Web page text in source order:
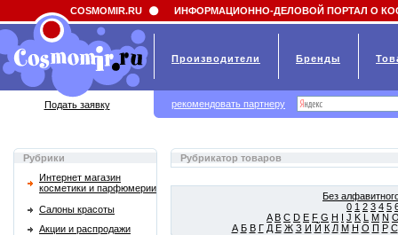
Field 'news_title' doesn't have a default value
Рубрики
Интернет магазин
косметики и парфюмерии
Салоны красоты
Акции и распродажи
Рубрикатор товаров
Без
0 1 2 3 4 5
A B C D E F G H I J K L M N
А Б В Г Д Е Ж З И Й К Л М Н О П Р С
COSMOMIR.RU ИНФОРМАЦИОННО-ДЕЛОВОЙ ПОРТАЛ О
Производители Бренды
Подать заявку рекомендовать партнеру